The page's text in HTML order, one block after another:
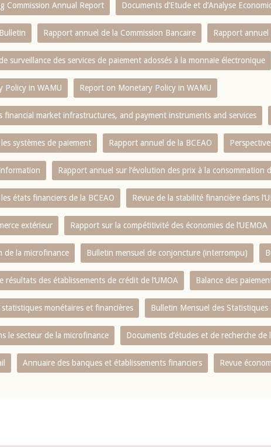
Commission Annual Report Documents d’Etude et d’Analyse
Rapport annuel de la Commission Bancaire Rapport annuel
surveillance des services de paiement adossés à la monnaie électronique
Policy in WAMU Report on Monetary Policy in WAMU
financial market infrastructures, and payment instruments and services
systèmes de paiement Rapport annuel de la BCEAO
Rapport annuel sur l‘évolution des prix à la consommation
états financiers de la BCEAO Revue de la stabilité financière dans
extérieur Rapport sur la compétitivité des économies de l‘UEMOA
de la microfinance Bulletin mensuel de conjoncture (interrompu)
résultats des établissements de crédit de l‘UMOA Balance des
monétaires et financières Bulletin Mensuel des Statistiques
le secteur de la microfinance Documents d’études et de recherche de
Annuaire des banques et établissements financiers Revue